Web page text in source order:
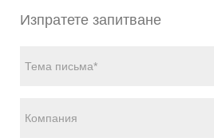
Изпратете запитване